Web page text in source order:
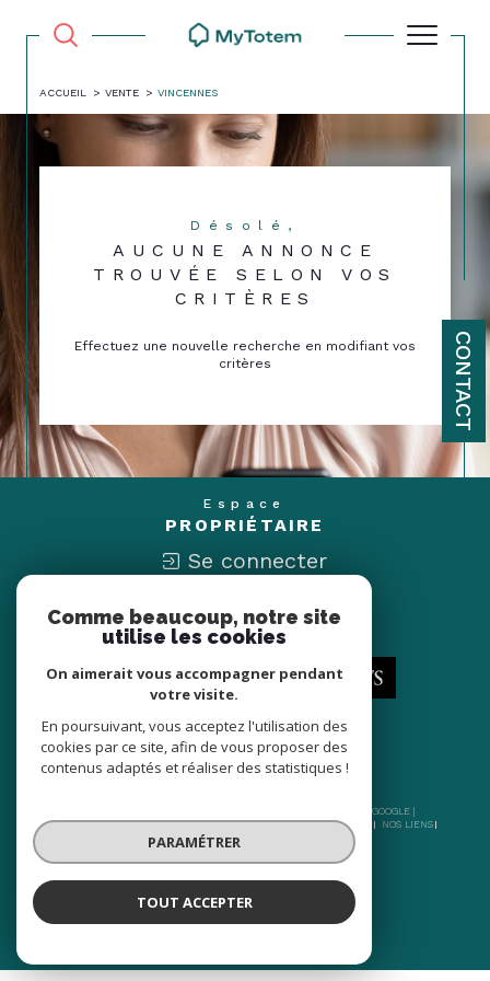
CONTACT
ACCUEIL VENTE VINCENNES
Désolé,
AUCUNE ANNONCE
TROUVÉE SELON VOS
CRITÈRES
Effectuez une nouvelle recherche en modifiant vos
critères
Espace
PROPRIÉTAIRE
Se connecter
Nous
ADHÉRONS
© 2026 | TOUS DROITS RÉSERVÉS | TRADUCTION POWERED BY GOOGLE |
NOS HONORAIRES
PLAN DU SITE MENTIONS LÉGALES ADMIN
NOS LIENS
POLITIQUE RGPD
Comme beaucoup, notre site
utilise les cookies
On aimerait vous accompagner pendant
votre visite.
En poursuivant, vous acceptez l'utilisation des
cookies par ce site, afin de vous proposer des
contenus adaptés et réaliser des statistiques !
PARAMÉTRER
TOUT ACCEPTER